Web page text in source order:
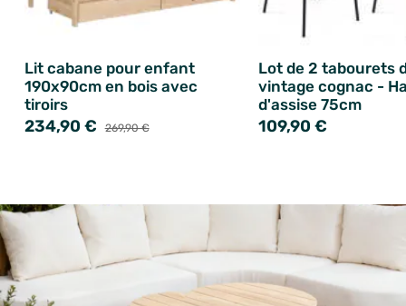
Lit cabane pour enfant
190x90cm en bois avec
tiroirs
234,90 € 269,90 €
Lot de 2 tabourets
vintage cognac -
d'assise 75cm
109,90 €